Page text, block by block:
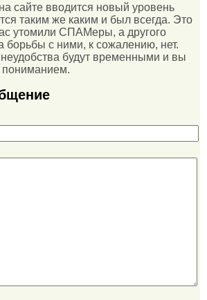
сайте вводится новый уровень
таким же каким и был всегда. Это
утомили СПАМеры, а другого
борьбы с ними, к сожалению, нет.
будут временными и вы
пониманием.